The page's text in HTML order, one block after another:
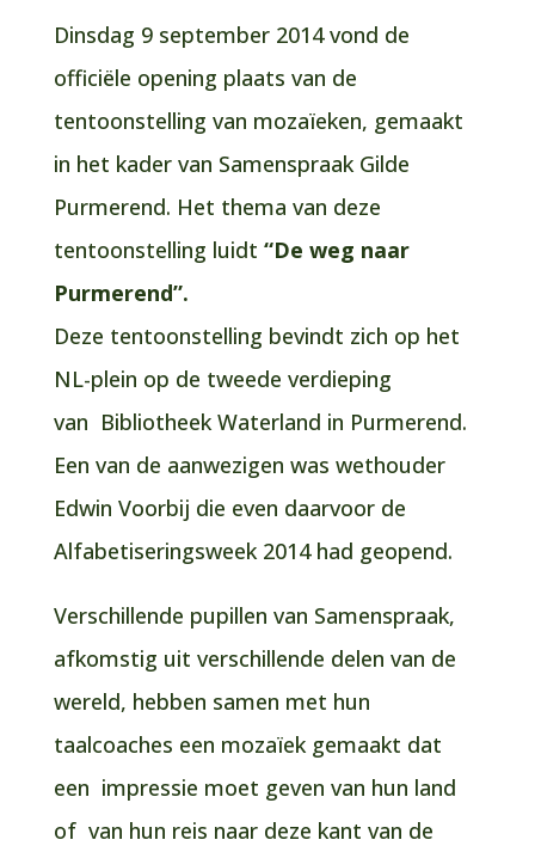
Dinsdag 9 september 2014 vond de
officiële opening plaats van de
tentoonstelling van mozaïeken, gemaakt
in het kader van Samenspraak Gilde
Purmerend. Het thema van deze
tentoonstelling luidt “De weg naar
Purmerend”.
Deze tentoonstelling bevindt zich op het
NL-plein op de tweede verdieping
van Bibliotheek Waterland in Purmerend.
Een van de aanwezigen was wethouder
Edwin Voorbij die even daarvoor de
Alfabetiseringsweek 2014 had geopend.
Verschillende pupillen van Samenspraak,
afkomstig uit verschillende delen van de
wereld, hebben samen met hun
taalcoaches een mozaïek gemaakt dat
een impressie moet geven van hun land
of van hun reis naar deze kant van de